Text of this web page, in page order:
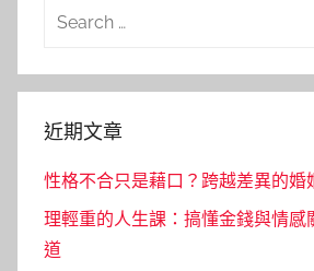
Search
近期文章
性格不合只是藉口？跨越差異的婚
理輕重的人生課：搞懂金錢與情感
道